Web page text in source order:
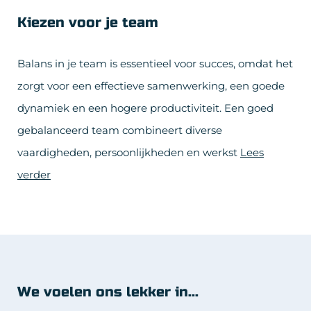
Kiezen voor je team
Balans in je team is essentieel voor succes, omdat het
zorgt voor een effectieve samenwerking, een goede
dynamiek en een hogere productiviteit. Een goed
gebalanceerd team combineert diverse
vaardigheden, persoonlijkheden en werkst Lees
verder
We voelen ons lekker in...